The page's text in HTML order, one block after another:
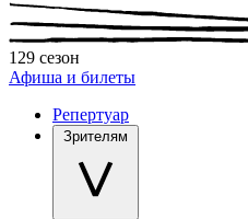
129 сезон
Афиша и билеты
Репертуар
Зрителям